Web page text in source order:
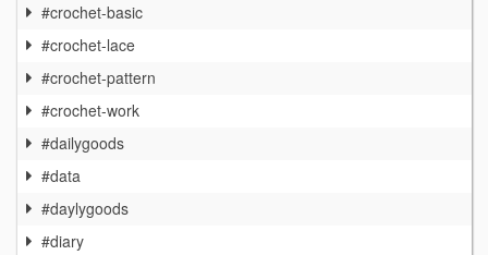
#crochet-basic
#crochet-lace
#crochet-pattern
#crochet-work
#dailygoods
#data
#daylygoods
#diary